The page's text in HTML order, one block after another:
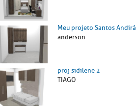
Meu projeto Santos Andirá
anderson
proj sidilene 2
TIAGO